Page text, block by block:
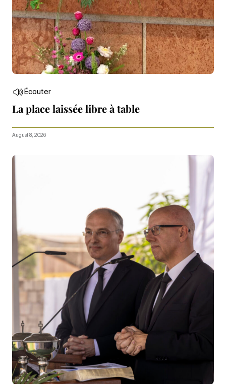
Écouter
La place laissée libre à table
August 8, 2026